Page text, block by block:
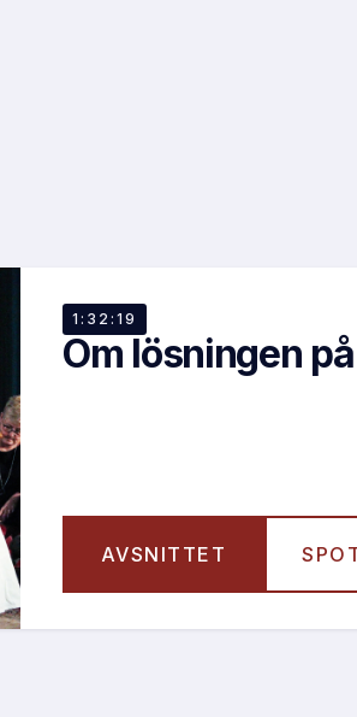
EP 60
Om lösningen
AVSNITTET
1:32:19